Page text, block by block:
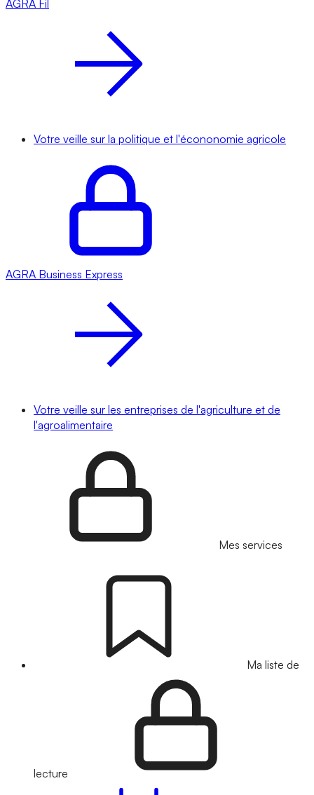
AGRA Fil
Votre veille sur la politique et l'écononomie agricole
AGRA Business Express
Votre veille sur les entreprises de l'agriculture et de
l'agroalimentaire
Mes services
Ma liste de
lecture